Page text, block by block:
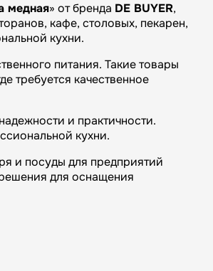
медная» от бренда DE BUYER,
кафе, столовых, пекарен,
кухни.
питания. Такие товары
требуется качественное
и практичности.
кухни.
и посуды для предприятий
для оснащения